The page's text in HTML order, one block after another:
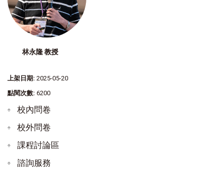
林永隆 教授
上架日期: 2025-05-20
點閱次數: 6200
校內問卷
校外問卷
課程討論區
諮詢服務